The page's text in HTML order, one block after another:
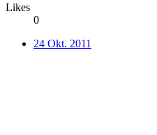
Likes
0
24 Okt. 2011